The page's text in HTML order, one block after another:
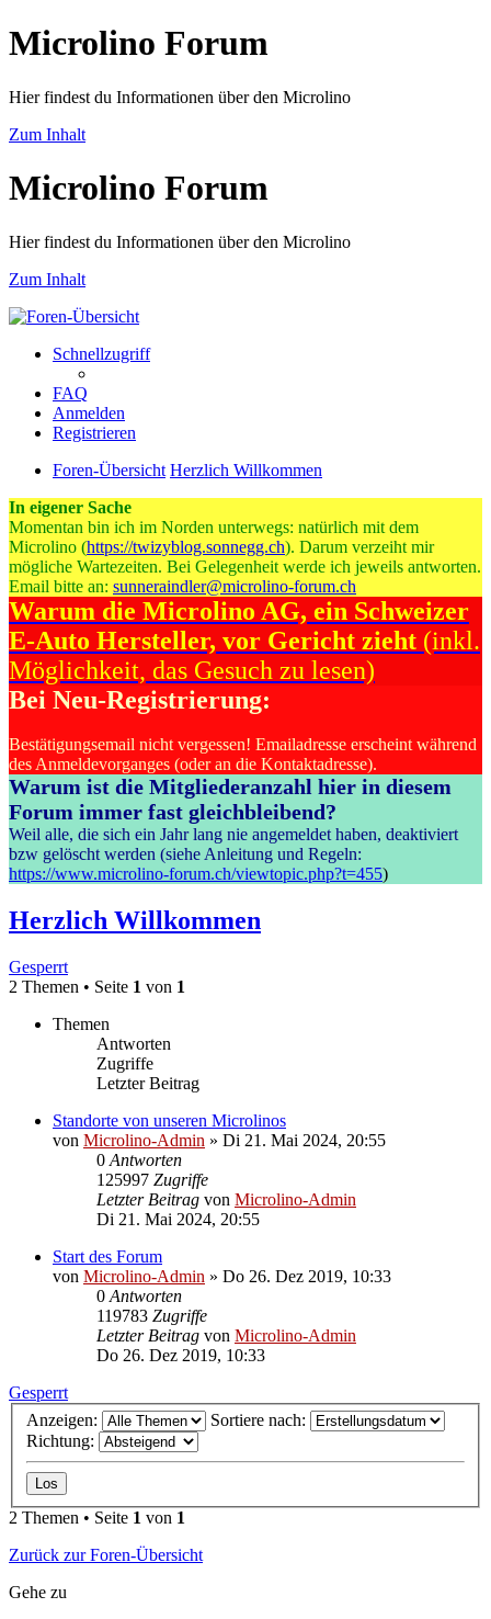
Microlino Forum
Hier findest du Informationen über den Microlino
Zum Inhalt
Microlino Forum
Hier findest du Informationen über den Microlino
Zum Inhalt
Schnellzugriff
FAQ
Anmelden
Registrieren
Foren-Übersicht Herzlich Willkommen
In eigener Sache
Momentan bin ich im Norden unterwegs: natürlich mit dem
Microlino (https://twizyblog.sonnegg.ch). Darum verzeiht mir
mögliche Wartezeiten. Bei Gelegenheit werde ich jeweils antworten.
Email bitte an: sunneraindler@microlino-forum.ch
Warum die Microlino AG, ein Schweizer
E-Auto Hersteller, vor Gericht zieht (inkl.
Möglichkeit, das Gesuch zu lesen)
Bei Neu-Registrierung:
Bestätigungsemail nicht vergessen! Emailadresse erscheint während
des Anmeldevorganges (oder an die Kontaktadresse).
Warum ist die Mitgliederanzahl hier in diesem
Forum immer fast gleichbleibend?
Weil alle, die sich ein Jahr lang nie angemeldet haben, deaktiviert
bzw gelöscht werden (siehe Anleitung und Regeln:
https://www.microlino-forum.ch/viewtopic.php?t=455)
Herzlich Willkommen
Gesperrt
2 Themen • Seite 1 von 1
Themen
Antworten
Zugriffe
Letzter Beitrag
Standorte von unseren Microlinos
von Microlino-Admin » Di 21. Mai 2024, 20:55
0 Antworten
125997 Zugriffe
Letzter Beitrag von Microlino-Admin
Di 21. Mai 2024, 20:55
Start des Forum
von Microlino-Admin » Do 26. Dez 2019, 10:33
0 Antworten
119783 Zugriffe
Letzter Beitrag von Microlino-Admin
Do 26. Dez 2019, 10:33
Gesperrt
Anzeigen:
Sortiere nach:
Richtung:
2 Themen • Seite 1 von 1
Zurück zur Foren-Übersicht
Gehe zu